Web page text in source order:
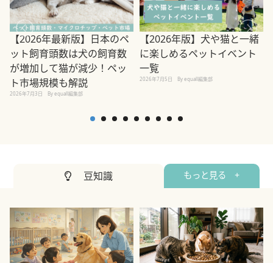
【2026年最新版】日本のペ
ット飼育頭数は犬の飼育数
が増加して猫が減少！ペッ
ト市場規模も解説
2026年7月3日 By equall編集部
【2026年版】犬や猫と一緒
に楽しめるペットイベント
一覧
2026年7月5日 By equall編集部
豆知識 もっと見る +